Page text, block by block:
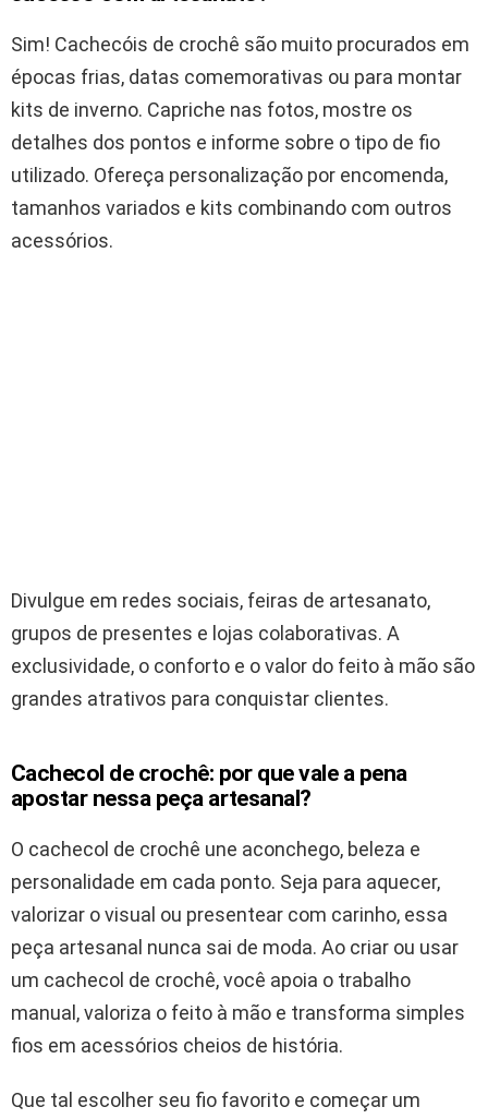
Sim! Cachecóis de crochê são muito procurados em
épocas frias, datas comemorativas ou para montar
kits de inverno. Capriche nas fotos, mostre os
detalhes dos pontos e informe sobre o tipo de fio
utilizado. Ofereça personalização por encomenda,
tamanhos variados e kits combinando com outros
acessórios.
Divulgue em redes sociais, feiras de artesanato,
grupos de presentes e lojas colaborativas. A
exclusividade, o conforto e o valor do feito à mão são
grandes atrativos para conquistar clientes.
Cachecol de crochê: por que vale a pena
apostar nessa peça artesanal?
O cachecol de crochê une aconchego, beleza e
personalidade em cada ponto. Seja para aquecer,
valorizar o visual ou presentear com carinho, essa
peça artesanal nunca sai de moda. Ao criar ou usar
um cachecol de crochê, você apoia o trabalho
manual, valoriza o feito à mão e transforma simples
fios em acessórios cheios de história.
Que tal escolher seu fio favorito e começar um